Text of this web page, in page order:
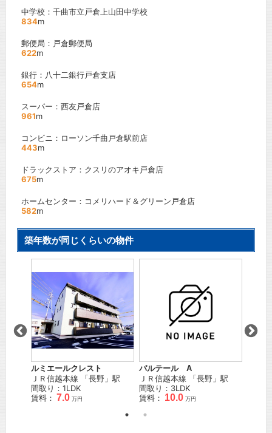
中学校：千曲市立戸倉上山田中学校
834m
郵便局：戸倉郵便局
622m
銀行：八十二銀行戸倉支店
654m
スーパー：西友戸倉店
961m
コンビニ：ローソン千曲戸倉駅前店
443m
ドラックストア：クスリのアオキ戸倉店
675m
ホームセンター：コメリハード＆グリーン戸倉店
582m
築年数が同じくらいの物件
ルミエールクレスト
ＪＲ信越本線 「長野 」駅
間取り：1LDK
賃料： 7.0 万円
パルテール A
ＪＲ信越本線 「長野 」駅
間取り：3LDK
賃料： 10.0 万円